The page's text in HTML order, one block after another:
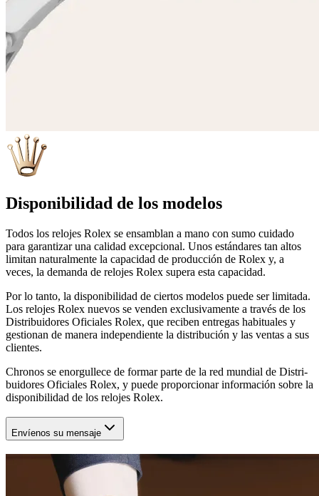
Disponibilidad de los modelos
Todos los relojes Rolex se ensamblan a mano con sumo cuidado
para garantizar una calidad excepcional. Unos estándares tan altos
limitan naturalmente la capacidad de producción de Rolex y, a
veces, la demanda de relojes Rolex supera esta capacidad.
Por lo tanto, la disponibilidad de ciertos modelos puede ser limitada.
Los relojes Rolex nuevos se venden exclusivamente a través de los
Distribuidores Oficiales Rolex, que reciben entregas habituales y
gestionan de manera independiente la distribución y las ventas a sus
clientes.
Chronos se enorgullece de formar parte de la red mundial de Distri-
buidores Oficiales Rolex, y puede proporcionar información sobre la
disponibilidad de los relojes Rolex.
Envíenos su mensaje